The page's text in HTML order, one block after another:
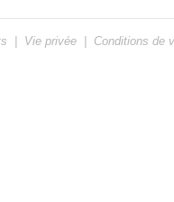
Vie privée Conditions de